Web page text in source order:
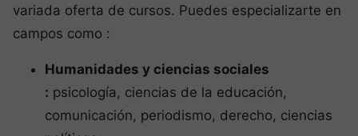
variada oferta de cursos. Puedes especializarte en
campos como :
Humanidades y ciencias sociales
: psicología, ciencias de la educación,
comunicación, periodismo, derecho, ciencias